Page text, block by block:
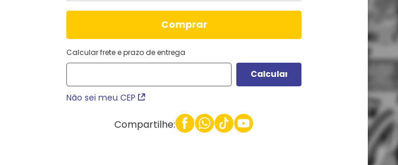
comprar
Calcular frete e prazo de entrega
Não sei meu CEP
Compartilhe: